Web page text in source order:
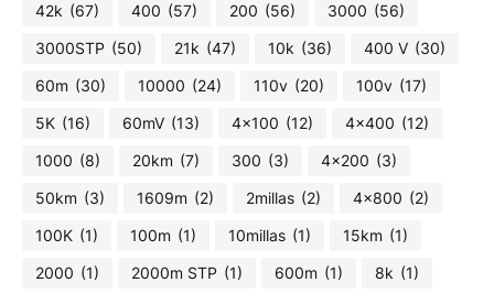
42k (67) 400 (57) 200 (56) 3000 (56)
3000STP (50) 21k (47) 10k (36) 400 V (30)
60m (30) 10000 (24) 110v (20) 100v (17)
5K (16) 60mV (13) 4x100 (12) 4x400 (12)
1000 (8) 20km (7) 300 (3) 4x200 (3)
50km (3) 1609m (2) 2millas (2) 4x800 (2)
100K (1) 100m (1) 10millas (1) 15km (1)
2000 (1) 2000m STP (1) 600m (1) 8k (1)